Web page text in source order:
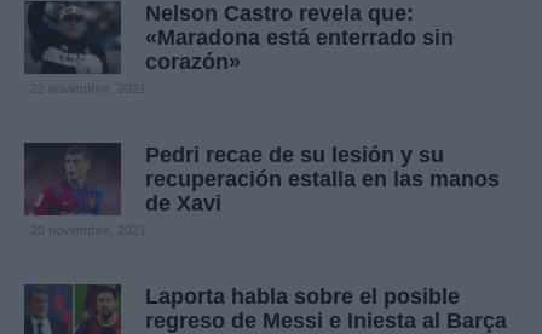
Nelson Castro revela que:
«Maradona está enterrado sin
corazón»
22 noviembre, 2021
Pedri recae de su lesión y su
recuperación estalla en las manos
de Xavi
20 noviembre, 2021
Laporta habla sobre el posible
regreso de Messi e Iniesta al Barça